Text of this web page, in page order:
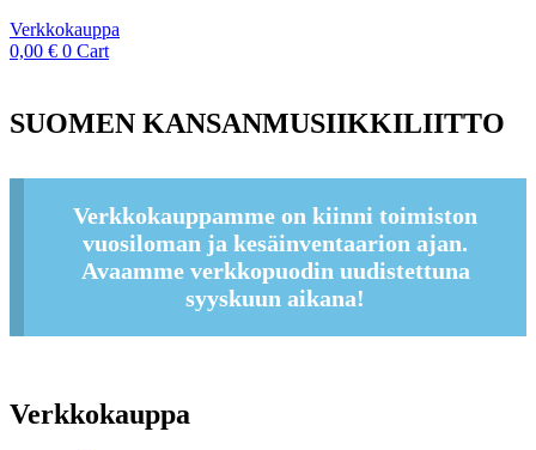
Verkkokauppa
0,00 € 0 Cart
SUOMEN KANSANMUSIIKKILIITTO
Verkkokauppamme on kiinni toimiston
vuosiloman ja kesäinventaarion ajan.
Avaamme verkkopuodin uudistettuna
syyskuun aikana!
Verkkokauppa